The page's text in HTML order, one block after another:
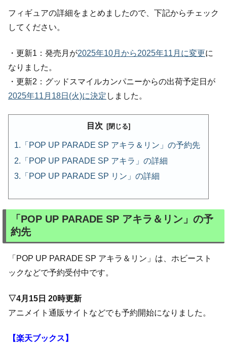
フィギュアの詳細をまとめましたので、下記からチェック
してください。
・更新1：発売月が2025年10月から2025年11月に変更に
なりました。
・更新2：グッドスマイルカンパニーからの出荷予定日が
2025年11月18日(火)に決定 しました。
目次
「POP UP PARADE SP アキラ＆リン」の予約先
「POP UP PARADE SP アキラ」の詳細
「POP UP PARADE SP リン」の詳細
「POP UP PARADE SP アキラ＆リン」の予
約先
「POP UP PARADE SP アキラ＆リン」は、ホビースト
ックなどで予約受付中です。
▽4月15日 20時更新
アニメイト通販サイトなどでも予約開始になりました。
【楽天ブックス】